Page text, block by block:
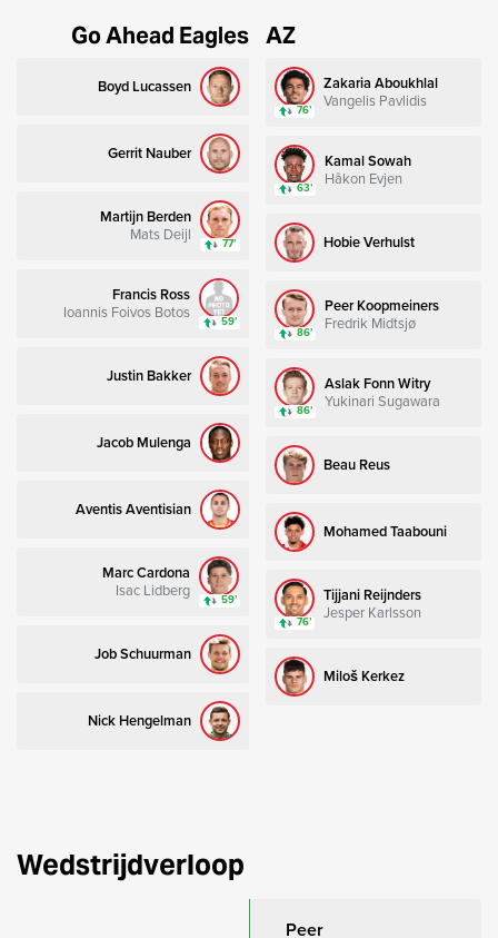
Go Ahead Eagles
Boyd Lucassen
Gerrit Nauber
Martijn Berden
Mats Deijl
77’
Francis Ross
Ioannis Foivos Botos
59’
Justin Bakker
Jacob Mulenga
Aventis Aventisian
Marc Cardona
Isac Lidberg
59’
Job Schuurman
Nick Hengelman
AZ
Zakaria Aboukhlal
Vangelis Pavlidis
76’
Kamal Sowah
Håkon Evjen
63’
Hobie Verhulst
Peer Koopmeiners
Fredrik Midtsjø
86’
Aslak Fonn Witry
Yukinari Sugawara
86’
Beau Reus
Mohamed Taabouni
Tijjani Reijnders
Jesper Karlsson
76’
Miloš Kerkez
Wedstrijdverloop
Peer